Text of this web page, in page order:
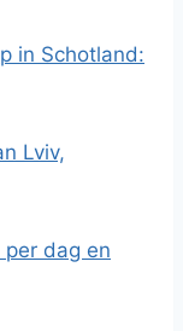
in Schotland:
Lviv,
per dag en